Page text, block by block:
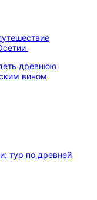
древнюю
вином